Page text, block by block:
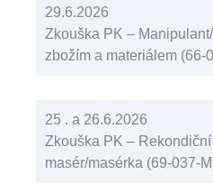
29.6.2026
Zkouška PK –
zbožím a materiálem (66-
25 . a 26.6.2026
Zkouška PK –
masér/masérka (69-037-